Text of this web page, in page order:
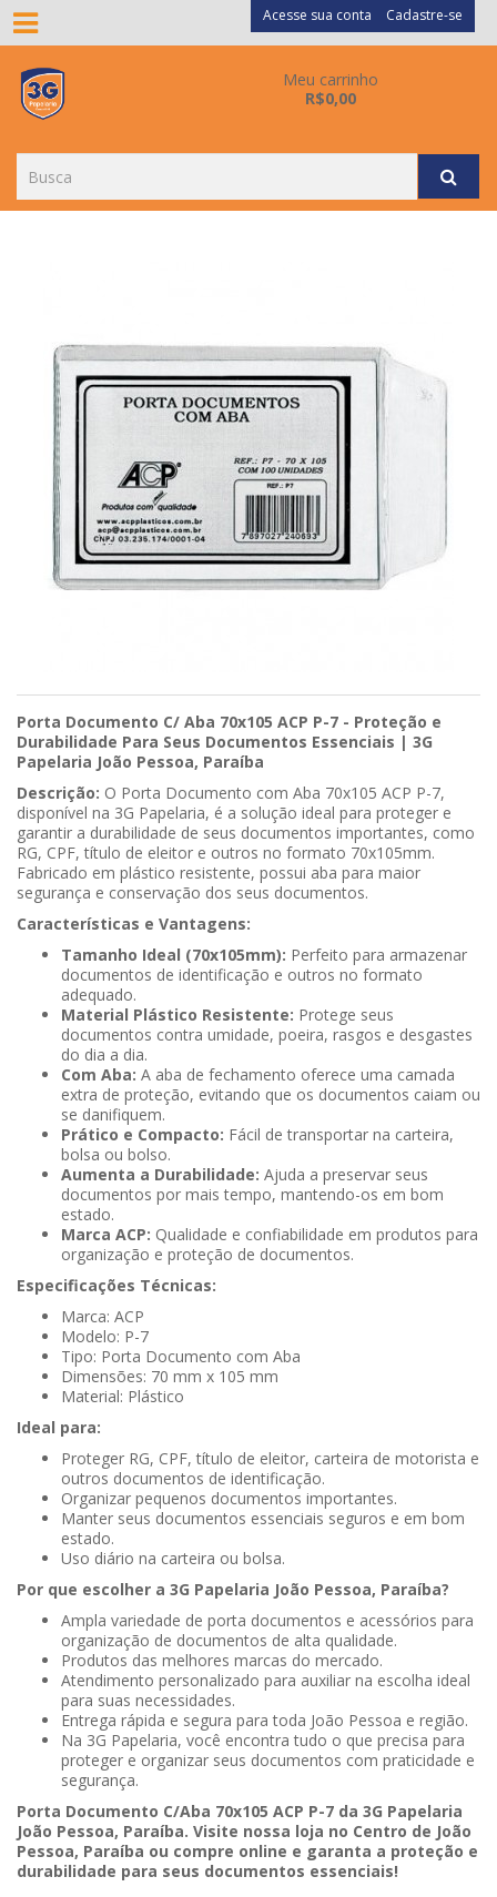
Acesse sua conta Cadastre-se
Meu carrinho
R$0,00
Porta Documento C/ Aba 70x105 ACP P-7 - Proteção e
Durabilidade Para Seus Documentos Essenciais | 3G
Papelaria João Pessoa, Paraíba
Descrição: O Porta Documento com Aba 70x105 ACP P-7,
disponível na 3G Papelaria, é a solução ideal para proteger e
garantir a durabilidade de seus documentos importantes, como
RG, CPF, título de eleitor e outros no formato 70x105mm.
Fabricado em plástico resistente, possui aba para maior
segurança e conservação dos seus documentos.
Características e Vantagens:
Tamanho Ideal (70x105mm): Perfeito para armazenar
documentos de identificação e outros no formato
adequado.
Material Plástico Resistente: Protege seus
documentos contra umidade, poeira, rasgos e desgastes
do dia a dia.
Com Aba: A aba de fechamento oferece uma camada
extra de proteção, evitando que os documentos caiam ou
se danifiquem.
Prático e Compacto: Fácil de transportar na carteira,
bolsa ou bolso.
Aumenta a Durabilidade: Ajuda a preservar seus
documentos por mais tempo, mantendo-os em bom
estado.
Marca ACP: Qualidade e confiabilidade em produtos para
organização e proteção de documentos.
Especificações Técnicas:
Marca: ACP
Modelo: P-7
Tipo: Porta Documento com Aba
Dimensões: 70 mm x 105 mm
Material: Plástico
Ideal para:
Proteger RG, CPF, título de eleitor, carteira de motorista e
outros documentos de identificação.
Organizar pequenos documentos importantes.
Manter seus documentos essenciais seguros e em bom
estado.
Uso diário na carteira ou bolsa.
Por que escolher a 3G Papelaria João Pessoa, Paraíba?
Ampla variedade de porta documentos e acessórios para
organização de documentos de alta qualidade.
Produtos das melhores marcas do mercado.
Atendimento personalizado para auxiliar na escolha ideal
para suas necessidades.
Entrega rápida e segura para toda João Pessoa e região.
Na 3G Papelaria, você encontra tudo o que precisa para
proteger e organizar seus documentos com praticidade e
segurança.
Porta Documento C/Aba 70x105 ACP P-7 da 3G Papelaria
João Pessoa, Paraíba. Visite nossa loja no Centro de João
Pessoa, Paraíba ou compre online e garanta a proteção e
durabilidade para seus documentos essenciais!